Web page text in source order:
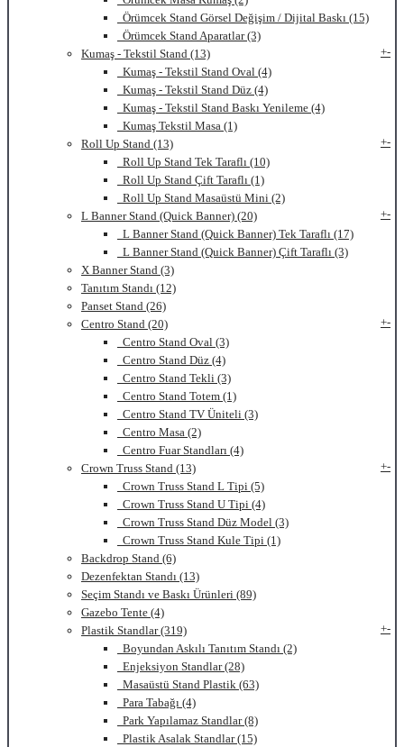
Örümcek Stand Görsel Değişim / Dijital Baskı (15)
Örümcek Stand Aparatlar (3)
Kumaş - Tekstil Stand (13)
+-
Kumaş - Tekstil Stand Oval (4)
Kumaş - Tekstil Stand Düz (4)
Kumaş - Tekstil Stand Baskı Yenileme (4)
Kumaş Tekstil Masa (1)
Roll Up Stand (13)
+-
Roll Up Stand Tek Taraflı (10)
Roll Up Stand Çift Taraflı (1)
Roll Up Stand Masaüstü Mini (2)
L Banner Stand (Quick Banner) (20)
+-
L Banner Stand (Quick Banner) Tek Taraflı (17)
L Banner Stand (Quick Banner) Çift Taraflı (3)
X Banner Stand (3)
Tanıtım Standı (12)
Panset Stand (26)
Centro Stand (20)
+-
Centro Stand Oval (3)
Centro Stand Düz (4)
Centro Stand Tekli (3)
Centro Stand Totem (1)
Centro Stand TV Üniteli (3)
Centro Masa (2)
Centro Fuar Standları (4)
Crown Truss Stand (13)
+-
Crown Truss Stand L Tipi (5)
Crown Truss Stand U Tipi (4)
Crown Truss Stand Düz Model (3)
Crown Truss Stand Kule Tipi (1)
Backdrop Stand (6)
Dezenfektan Standı (13)
Seçim Standı ve Baskı Ürünleri (89)
Gazebo Tente (4)
Plastik Standlar (319)
+-
Boyundan Askılı Tanıtım Standı (2)
Enjeksiyon Standlar (28)
Masaüstü Stand Plastik (63)
Para Tabağı (4)
Park Yapılamaz Standlar (8)
Plastik Asalak Standlar (15)